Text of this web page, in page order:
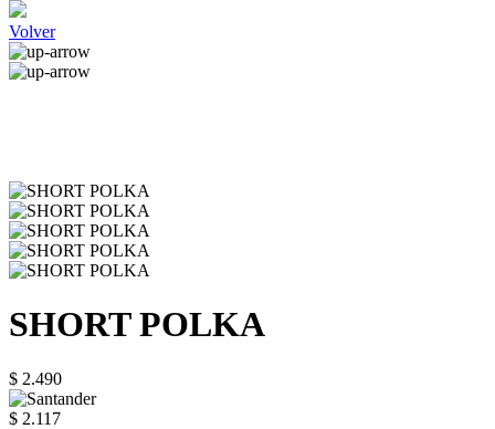
Volver
SHORT POLKA
$ 2.490
$ 2.117